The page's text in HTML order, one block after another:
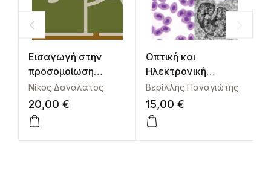
Εισαγωγή στην
προσομοίωση
ανάπτυξης
καλλιεργειών.
Θεωρία και
ασκήσεις
Νίκος Δαναλάτος
20,00 €
Οπτική και
Ηλεκτρονική
Μικροσκοπία
Βερίλλης Παναγιώτης
15,00 €